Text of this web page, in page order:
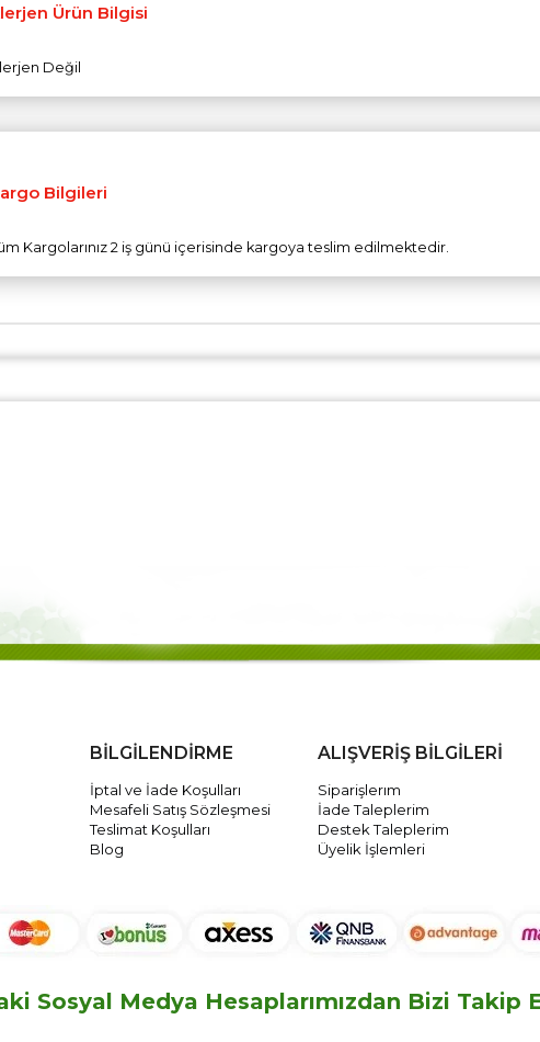
Ürün Bilgisi
Değil
Bilgileri
Kargolarınız 2 iş günü içerisinde kargoya teslim edilmektedir.
BİLGİLENDİRME
İptal ve İade Koşulları
Mesafeli Satış Sözleşmesi
Teslimat Koşulları
Blog
ALIŞVERİŞ BİLGİLERİ
Siparişlerım
İade Taleplerim
Destek Taleplerim
Üyelik İşlemleri
Sosyal Medya Hesaplarımızdan Bizi Takip